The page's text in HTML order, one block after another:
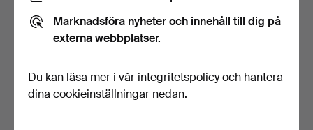
Marknadsföra nyheter och innehåll till dig på
externa webbplatser.
Du kan läsa mer i vår integritetspolicyoch hantera
dina cookieinställningar nedan.